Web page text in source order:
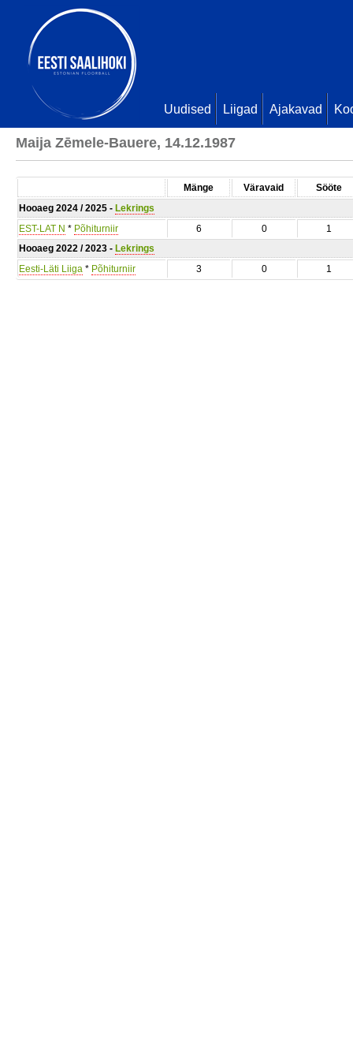
Uudised Liigad Ajakavad
Maija Zēmele-Bauere, 14.12.1987
Mänge Väravaid
Sööte
Hooaeg 2024 / 2025 - Lekrings
EST-LAT N * Põhiturniir 6 0
1
Hooaeg 2022 / 2023 - Lekrings
Eesti-Läti Liiga * Põhiturniir 3 0 1